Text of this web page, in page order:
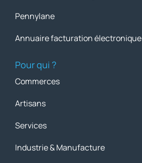
Pennylane
Annuaire facturation électronique
Pour qui ?
Commerces
Artisans
Services
Industrie & Manufacture